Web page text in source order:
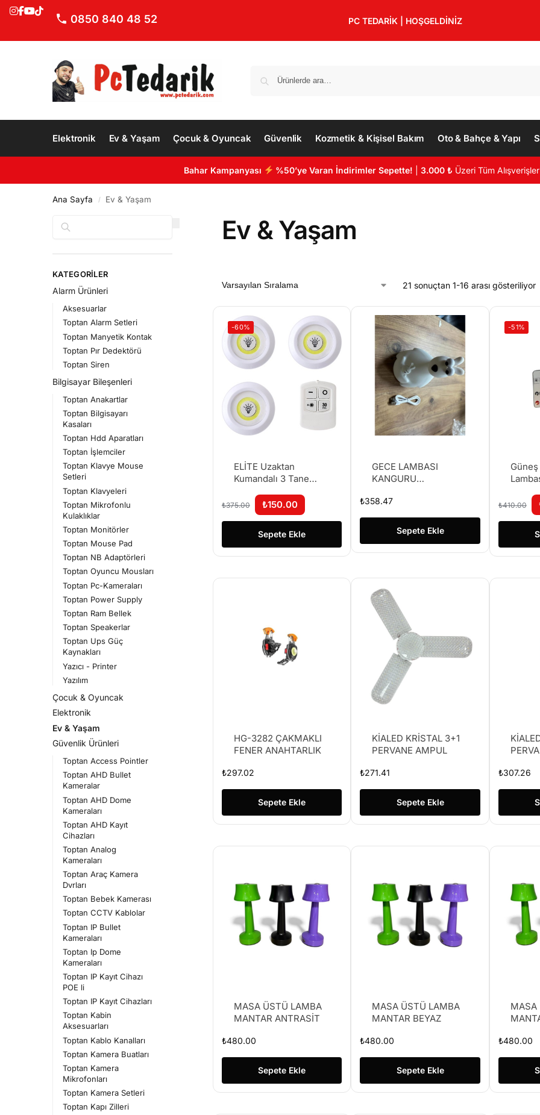
0850 840 48 52 PC TEDARİK | HOŞGELDİNİZ
Elektronik Ev & Yaşam Çocuk & Oyuncak Güvenlik Kozmetik & Kişisel Bakım Oto & Bahçe & Yapı
Bahar Kampanyası %50’ye Varan İndirimler Sepette! |3.000 ₺ Üzeri Tüm
Ana Sayfa / Ev & Yaşam
Ev & Yaşam
21 sonuçtan 1-16 arası gösteriliyor
-60%
ELİTE Uzaktan
Kumandalı 3 Tane
( K-80 )
₺375.00 ₺150.00
Sepete Ekle
GECE LAMBASI
KANGURU
₺358.47
Sepete Ekle
-51%
₺410.00
HG-3282 ÇAKMAKLI
FENER ANAHTARLIK
₺297.02
Sepete Ekle
KİALED KRİSTAL 3+1
PERVANE AMPUL
₺271.41
Sepete Ekle
₺307.26
MASA ÜSTÜ LAMBA
MANTAR ANTRASİT
₺480.00
Sepete Ekle
MASA ÜSTÜ LAMBA
MANTAR BEYAZ
₺480.00
Sepete Ekle
MASA
₺480.00
KATEGORILER
Alarm Ürünleri
Aksesuarlar
Toptan Alarm Setleri
Toptan Manyetik Kontak
Toptan Pır Dedektörü
Toptan Siren
Bilgisayar Bileşenleri
Toptan Anakartlar
Toptan Bilgisayarı
Kasaları
Toptan Hdd Aparatları
Toptan İşlemciler
Toptan Klavye Mouse
Setleri
Toptan Klavyeleri
Toptan Mikrofonlu
Kulaklıklar
Toptan Monitörler
Toptan Mouse Pad
Toptan NB Adaptörleri
Toptan Oyuncu Mousları
Toptan Pc-Kameraları
Toptan Power Supply
Toptan Ram Bellek
Toptan Speakerlar
Toptan Ups Güç
Kaynakları
Yazıcı - Printer
Yazılım
Çocuk & Oyuncak
Elektronik
Ev & Yaşam
Güvenlik Ürünleri
Toptan Access Pointler
Toptan AHD Bullet
Kameralar
Toptan AHD Dome
Kameraları
Toptan AHD Kayıt
Cihazları
Toptan Analog
Kameraları
Toptan Araç Kamera
Dvrları
Toptan Bebek Kamerası
Toptan CCTV Kablolar
Toptan IP Bullet
Kameraları
Toptan Ip Dome
Kameraları
Toptan IP Kayıt Cihazı
POE li
Toptan IP Kayıt Cihazları
Toptan Kabin
Aksesuarları
Toptan Kablo Kanalları
Toptan Kamera Buatları
Toptan Kamera
Mikrofonları
Toptan Kamera Setleri
Toptan Kapı Zilleri